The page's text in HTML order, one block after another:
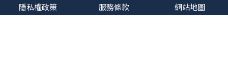
隱私權政策
服務條款 網站地圖